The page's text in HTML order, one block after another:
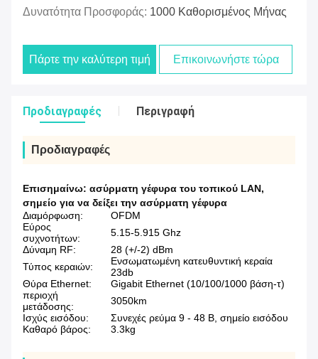
Δυνατότητα Προσφοράς: 1000 Καθορισμένος Μήνας
Πάρτε την καλύτερη τιμή Επικοινωνήστε τώρα
Προδιαγραφές Περιγραφή
Προδιαγραφές
Επισημαίνω: ασύρματη γέφυρα του τοπικού LAN,
σημείο για να δείξει την ασύρματη γέφυρα
Διαμόρφωση:
OFDM
Εύρος
συχνοτήτων:
5.15-5.915 Ghz
Δύναμη RF:
28 (+/-2) dBm
Τύπος κεραιών:
Ενσωματωμένη κατευθυντική κεραία
23db
Θύρα Ethernet:
Gigabit Ethernet (10/100/1000 βάση-τ)
περιοχή
μετάδοσης:
3050km
Ισχύς εισόδου:
Συνεχές ρεύμα 9 - 48 Β, σημείο εισόδου
Καθαρό βάρος:
3.3kg